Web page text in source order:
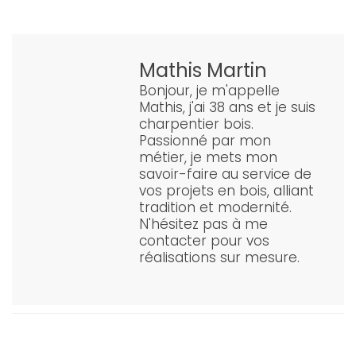
Mathis Martin
Bonjour, je m'appelle
Mathis, j'ai 38 ans et je suis
charpentier bois.
Passionné par mon
métier, je mets mon
savoir-faire au service de
vos projets en bois, alliant
tradition et modernité.
N'hésitez pas à me
contacter pour vos
réalisations sur mesure.